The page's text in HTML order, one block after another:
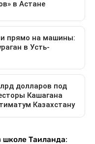
школе Таиланда: